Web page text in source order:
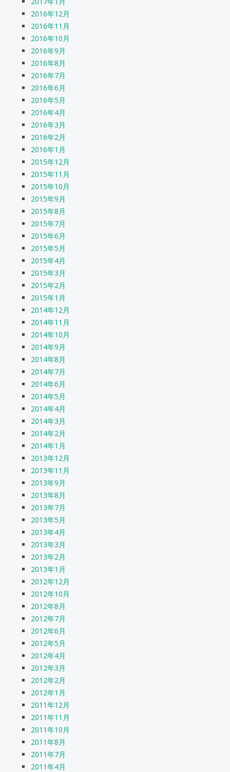
2016年12月
2016年11月
2016年10月
2016年9月
2016年8月
2016年7月
2016年6月
2016年5月
2016年4月
2016年3月
2016年2月
2016年1月
2015年12月
2015年11月
2015年10月
2015年9月
2015年8月
2015年7月
2015年6月
2015年5月
2015年4月
2015年3月
2015年2月
2015年1月
2014年12月
2014年11月
2014年10月
2014年9月
2014年8月
2014年7月
2014年6月
2014年5月
2014年4月
2014年3月
2014年2月
2014年1月
2013年12月
2013年11月
2013年9月
2013年8月
2013年7月
2013年5月
2013年4月
2013年3月
2013年2月
2013年1月
2012年12月
2012年10月
2012年8月
2012年7月
2012年6月
2012年5月
2012年4月
2012年3月
2012年2月
2012年1月
2011年12月
2011年11月
2011年10月
2011年8月
2011年7月
2011年4月